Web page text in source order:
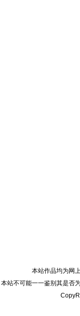
本站作品均为网
本站不可能一一鉴别其是否